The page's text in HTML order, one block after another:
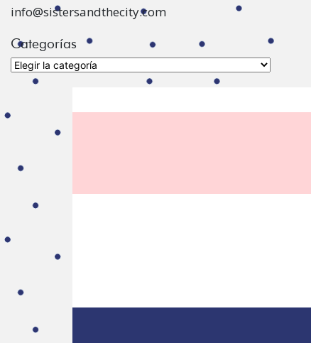
info@sistersandthecity.com
Categorías
Categorías